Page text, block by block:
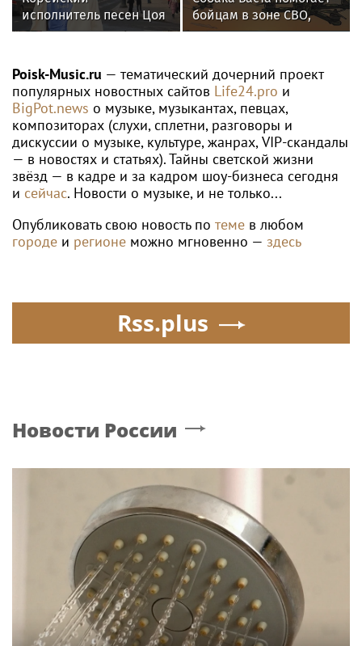
исполнитель песен Цоя
Сон Вон Соп захотел
Новгороде
бойцам в зоне СВО,
предупреждая о дронах
Poisk-Music.ru — тематический дочерний проект
популярных новостных сайтов Life24.pro и
BigPot.news о музыке, музыкантах, певцах,
композиторах (слухи, сплетни, разговоры и
дискуссии о музыке, культуре, жанрах, VIP-скандалы
— в новостях и статьях). Тайны светской жизни
звёзд — в кадре и за кадром шоу-бизнеса сегодня
и сейчас. Новости о музыке, и не только...
Опубликовать свою новость по теме в любом
городе и регионе можно мгновенно — здесь
Rss.plus
Новости России